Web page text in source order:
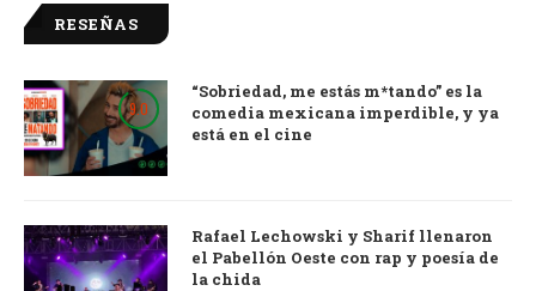
RESEÑAS
9.0
“Sobriedad, me estás m*tando” es la
comedia mexicana imperdible, y ya
está en el cine
Rafael Lechowski y Sharif llenaron
el Pabellón Oeste con rap y poesía de
la chida